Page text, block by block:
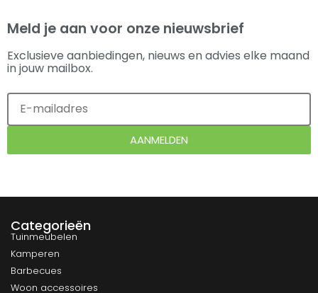
Meld je aan voor onze nieuwsbrief
Exclusieve aanbiedingen, nieuws en advies elke maand
in jouw mailbox.
AANMELDEN
Categorieën
Tuinmeubelen
Kamperen
Barbecues
Woon accessoires